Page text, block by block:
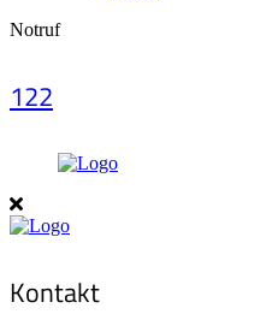
Notruf
122
Kontakt